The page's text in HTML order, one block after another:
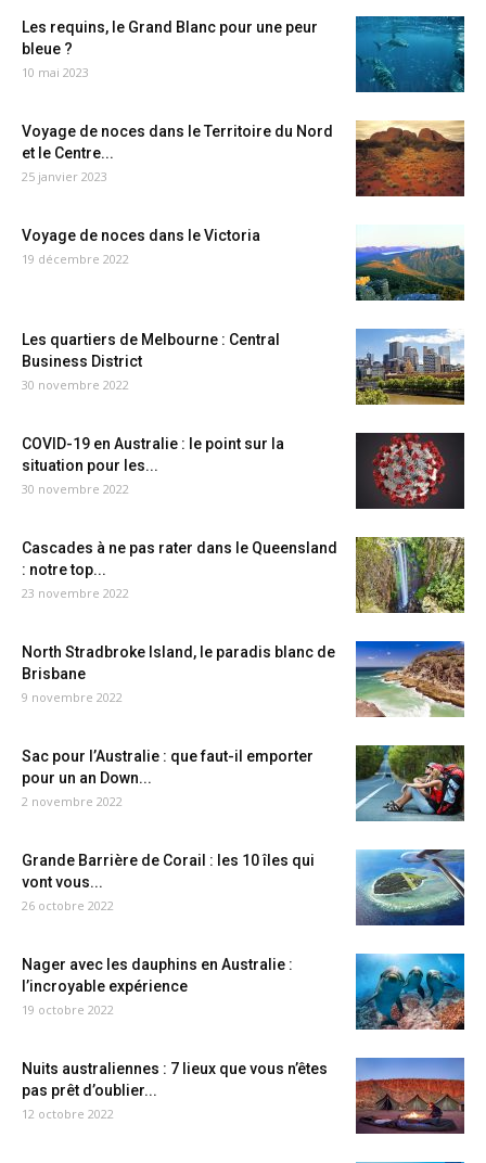
Les requins, le Grand Blanc pour une peur
bleue ?
10 mai 2023
Voyage de noces dans le Territoire du Nord
et le Centre...
25 janvier 2023
Voyage de noces dans le Victoria
19 décembre 2022
Les quartiers de Melbourne : Central
Business District
30 novembre 2022
COVID-19 en Australie : le point sur la
situation pour les...
30 novembre 2022
Cascades à ne pas rater dans le Queensland
: notre top...
23 novembre 2022
North Stradbroke Island, le paradis blanc de
Brisbane
9 novembre 2022
Sac pour l’Australie : que faut-il emporter
pour un an Down...
2 novembre 2022
Grande Barrière de Corail : les 10 îles qui
vont vous...
26 octobre 2022
Nager avec les dauphins en Australie :
l’incroyable expérience
19 octobre 2022
Nuits australiennes : 7 lieux que vous n’êtes
pas prêt d’oublier...
12 octobre 2022